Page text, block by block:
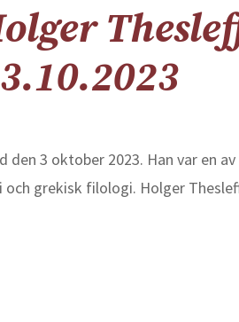
den 3 oktober 2023. Han var en
grekisk filologi. Holger